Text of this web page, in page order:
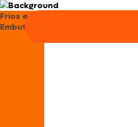
Frios e
Embutidos